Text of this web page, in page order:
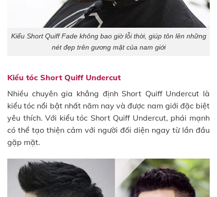
Kiểu Short Quiff Fade không bao giờ lỗi thời, giúp tôn lên những
nét đẹp trên gương mặt của nam giới
Kiểu tóc Short Quiff Undercut
Nhiều chuyên gia khẳng định Short Quiff Undercut là
kiểu tóc nổi bật nhất năm nay và được nam giới đặc biệt
yêu thích. Với kiểu tóc Short Quiff Undercut, phái mạnh
có thể tạo thiện cảm với người đối diện ngay từ lần đầu
gặp mặt.